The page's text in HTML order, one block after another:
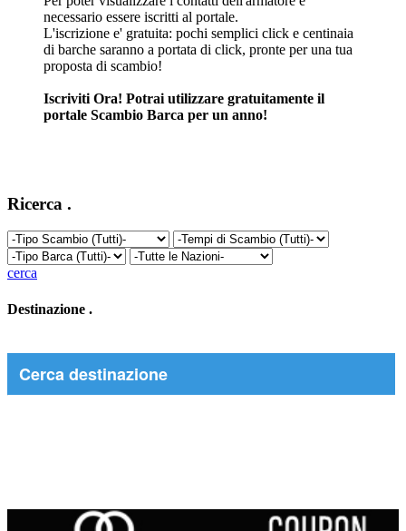
necessario essere iscritti al portale.
L'iscrizione e' gratuita: pochi semplici click e centinaia
di barche saranno a portata di click, pronte per una tua
proposta di scambio!
Iscriviti Ora! Potrai utilizzare gratuitamente il
portale Scambio Barca per un anno!
Ricerca .
cerca
Destinazione .